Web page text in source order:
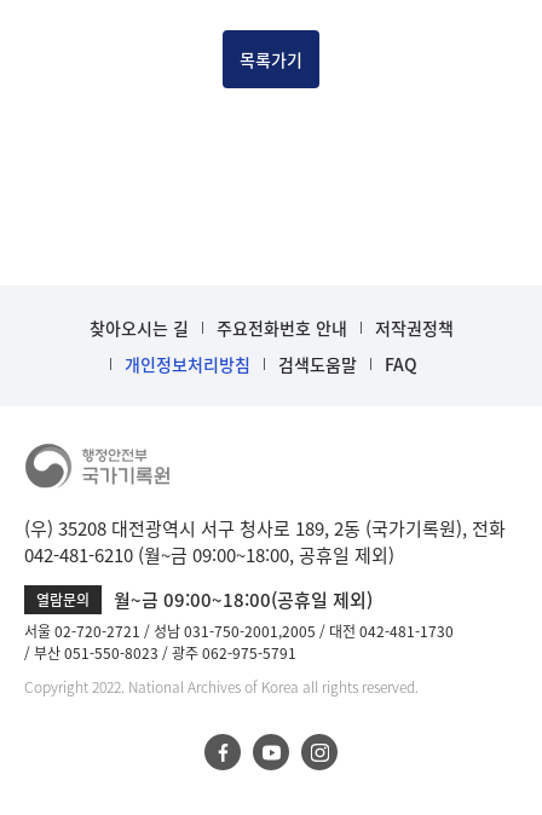
목록가기
찾아오시는 길 주요전화번호 안내
저작권정책
개인정보처리방침
검색도움말 FAQ
(우) 35208 대전광역시 서구 청사로 189, 2동 (국가기록원), 전화
042-481-6210 (월~금 09:00~18:00, 공휴일 제외)
열람문의 월~금 09:00~18:00(공휴일 제외)
서울 02-720-2721 성남 031-750-2001,2005
대전 042-481-1730
부산 051-550-8023
광주 062-975-5791
Copyright 2022. National Archives of Korea all rights reserved.